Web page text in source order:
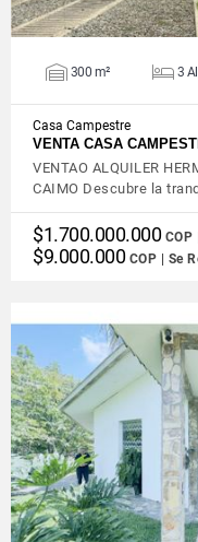
300 m² 3
Casa Campestre
VENTA CASA
VENTAO ALQUILER
CAIMO Descubre la
$1.700.000.000 COP
$9.000.000 COP | Se